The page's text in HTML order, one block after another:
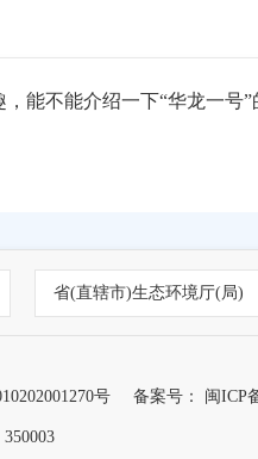
能不能介绍一下“华龙一号”
堆芯”“多重冗余的安全系统
能达到了国际三代核电技术
发展的主力堆型，是中国核电
核电技术“华龙一号”首堆
省(直辖市)生态环境厅(局)
号 备案号： 闽ICP